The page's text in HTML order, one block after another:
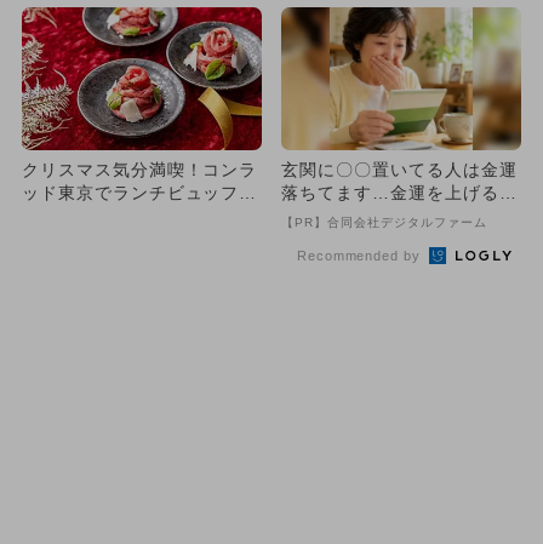
クリスマス気分満喫！コンラ
ッド東京でランチビュッフェ
玄関に〇〇置いてる人は金運
落ちてます…金運を上げる方
法とは
【PR】合同会社デジタルファーム
Recommended by